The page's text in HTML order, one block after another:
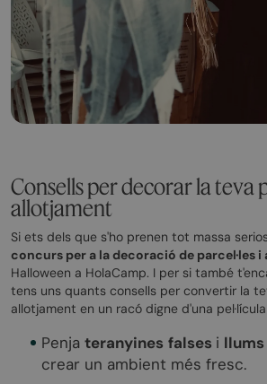
Consells per decorar la teva
allotjament
Si ets dels que s'ho prenen tot massa
concurs per a la decoració de parcel·les
Halloween a HolaCamp. I per si també
tens uns quants consells per convertir la
allotjament en un racó digne d'una
Penjateranyines falses i
crear un ambient més fresc.